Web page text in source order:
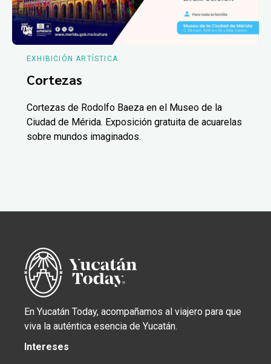
EXHIBICIÓN ARTÍSTICA
Cortezas
Cortezas de Rodolfo Baeza en el Museo de la
Ciudad de Mérida. Exposición gratuita de acuarelas
sobre mundos imaginados.
En Yucatán Today, acompañamos al viajero para que
viva la auténtica esencia de Yucatán.
Intereses